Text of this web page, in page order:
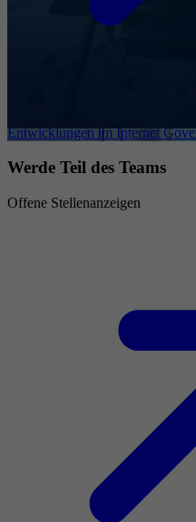
Entwicklungen im Internet
Werde Teil des Teams
Offene Stellenanzeigen